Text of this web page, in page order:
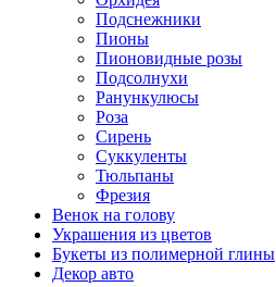
Подснежники
Пионы
Пионовидные розы
Подсолнухи
Ранункулюсы
Роза
Сирень
Суккуленты
Тюльпаны
Фрезия
Венок на голову
Украшения из цветов
Букеты из полимерной глины
Декор авто